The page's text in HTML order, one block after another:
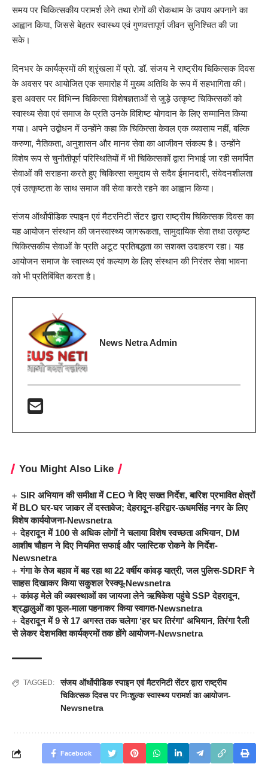
समय पर चिकित्सकीय परामर्श लेने तथा रोगों की रोकथाम के उपाय अपनाने का
आह्वान किया, जिससे बेहतर स्वास्थ्य एवं गुणवत्तापूर्ण जीवन सुनिश्चित की जा
सके।
दिनभर के कार्यक्रमों की श्रृंखला में प्रो. डॉ. संजय ने राष्ट्रीय चिकित्सक दिवस
के अवसर पर आयोजित एक समारोह में मुख्य अतिथि के रूप में सहभागिता की।
इस अवसर पर विभिन्न चिकित्सा विशेषज्ञताओं से जुड़े उत्कृष्ट चिकित्सकों को
स्वास्थ्य सेवा एवं समाज के प्रति उनके विशिष्ट योगदान के लिए सम्मानित किया
गया। अपने उद्बोधन में उन्होंने कहा कि चिकित्सा केवल एक व्यवसाय नहीं, बल्कि
करुणा, नैतिकता, अनुशासन और मानव सेवा का आजीवन संकल्प है। उन्होंने
विशेष रूप से चुनौतीपूर्ण परिस्थितियों में भी चिकित्सकों द्वारा निभाई जा रही समर्पित
सेवाओं की सराहना करते हुए चिकित्सा समुदाय से सदैव ईमानदारी, संवेदनशीलता
एवं उत्कृष्टता के साथ समाज की सेवा करते रहने का आह्वान किया।
संजय ऑर्थोपीडिक स्पाइन एवं मैटरनिटी सेंटर द्वारा राष्ट्रीय चिकित्सक दिवस का
यह आयोजन संस्थान की जनस्वास्थ्य जागरूकता, सामुदायिक सेवा तथा उत्कृष्ट
चिकित्सकीय सेवाओं के प्रति अटूट प्रतिबद्धता का सशक्त उदाहरण रहा। यह
आयोजन समाज के स्वास्थ्य एवं कल्याण के लिए संस्थान की निरंतर सेवा भावना
को भी प्रतिबिंबित करता है।
News Netra Admin
You Might Also Like
SIR अभियान की समीक्षा में CEO ने दिए सख्त निर्देश, बारिश प्रभावित क्षेत्रों
में BLO घर-घर जाकर लें दस्तावेज; देहरादून-हरिद्वार-ऊधमसिंह नगर के लिए
विशेष कार्ययोजना-Newsnetra
देहरादून में 100 से अधिक लोगों ने चलाया विशेष स्वच्छता अभियान, DM
आशीष चौहान ने दिए नियमित सफाई और प्लास्टिक रोकने के निर्देश-
Newsnetra
गंगा के तेज बहाव में बह रहा था 22 वर्षीय कांवड़ यात्री, जल पुलिस-SDRF ने
साहस दिखाकर किया सकुशल रेस्क्यू-Newsnetra
कांवड़ मेले की व्यवस्थाओं का जायजा लेने ऋषिकेश पहुंचे SSP देहरादून,
श्रद्धालुओं का फूल-माला पहनाकर किया स्वागत-Newsnetra
देहरादून में 9 से 17 अगस्त तक चलेगा ‘हर घर तिरंगा’ अभियान, तिरंगा रैली
से लेकर देशभक्ति कार्यक्रमों तक होंगे आयोजन-Newsnetra
TAGGED:
संजय ऑर्थोपीडिक स्पाइन एवं मैटरनिटी सेंटर द्वारा राष्ट्रीय
चिकित्सक दिवस पर निःशुल्क स्वास्थ्य परामर्श का आयोजन-
Newsnetra
Facebook